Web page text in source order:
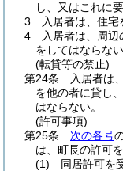
し、又はこれに
3
入居者は、住宅
4
入居者は、周
をしてはならない
(転貸等の禁止)
第24条
入居者は、
を他の者に貸し
はならない。
(許可事項)
第25条
次の各号
は、町長の許可
(1)
同居許可を